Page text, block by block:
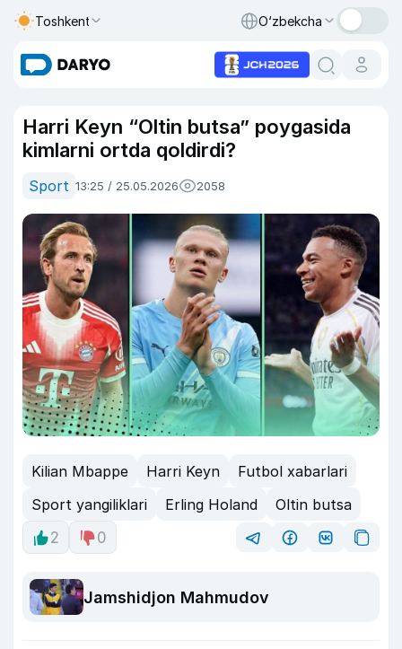
Toshkent O‘zbekcha
Harri Keyn “Oltin butsa” poygasida
kimlarni ortda qoldirdi?
Sport 13:25 / 25.05.2026 2058
Kilian Mbappe Harri Keyn
Futbol xabarlari
Sport yangiliklari
Erling Holand
Oltin butsa
2
0
Jamshidjon Mahmudov